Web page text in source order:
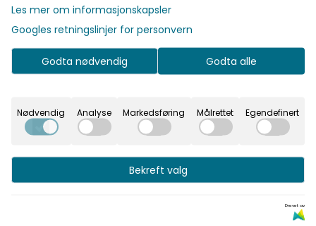
Les mer om informasjonskapsler
Googles retningslinjer for personvern
Godta nødvendig Godta alle
Nødvendig Analyse Markedsføring Målrettet Egendefinert
Bekreft valg
Drevet av